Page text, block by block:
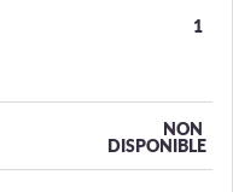
1
NON
DISPONIBLE